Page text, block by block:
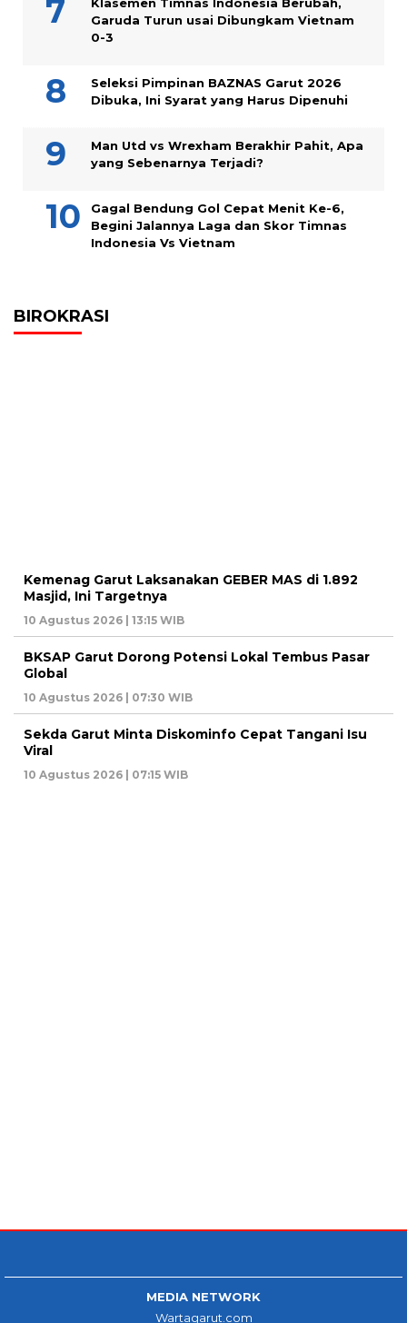
Klasemen Timnas Indonesia Berubah,
Garuda Turun usai Dibungkam Vietnam
0-3
Seleksi Pimpinan BAZNAS Garut 2026
Dibuka, Ini Syarat yang Harus Dipenuhi
Man Utd vs Wrexham Berakhir Pahit, Apa
yang Sebenarnya Terjadi?
Gagal Bendung Gol Cepat Menit Ke-6,
Begini Jalannya Laga dan Skor Timnas
Indonesia Vs Vietnam
BIROKRASI
Kemenag Garut Laksanakan GEBER MAS di 1.892
Masjid, Ini Targetnya
10 Agustus 2026 | 13:15 WIB
BKSAP Garut Dorong Potensi Lokal Tembus Pasar
Global
10 Agustus 2026 | 07:30 WIB
Sekda Garut Minta Diskominfo Cepat Tangani Isu
Viral
10 Agustus 2026 | 07:15 WIB
MEDIA NETWORK
Wartagarut.com